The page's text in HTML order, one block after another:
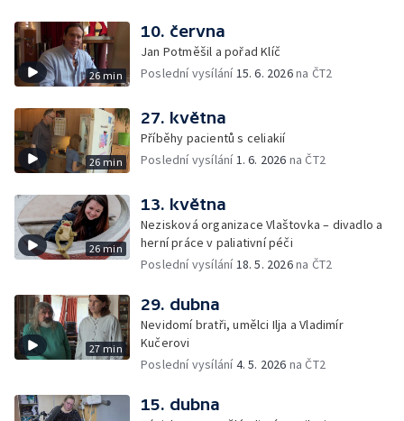
26 min
10. června
Jan Potměšil a pořad Klíč
Poslední vysílání15. 6. 2026na ČT2
26 min
27. května
Příběhy pacientů s celiakií
Poslední vysílání1. 6. 2026 na ČT2
26 min
13. května
Nezisková organizace Vlaštovka – divadlo a
herní práce v paliativní péči
Poslední vysílání18. 5. 2026na ČT2
27 min
29. dubna
Nevidomí bratři, umělci Ilja a Vladimír
Kučerovi
Poslední vysílání4. 5. 2026 na ČT2
15. dubna